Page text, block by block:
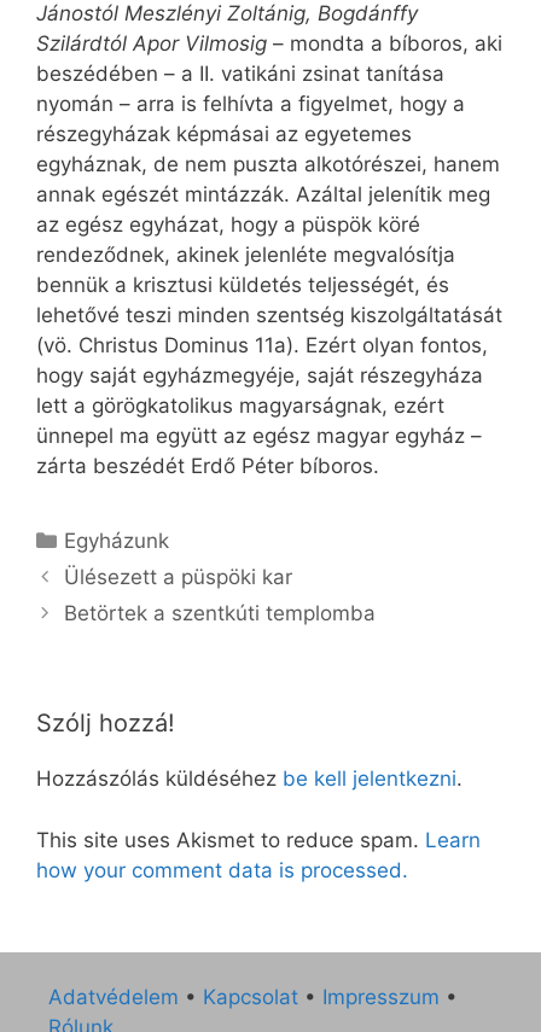
Jánostól Meszlényi Zoltánig, Bogdánffy
Szilárdtól Apor Vilmosig – mondta a bíboros, aki
beszédében – a II. vatikáni zsinat tanítása
nyomán – arra is felhívta a figyelmet, hogy a
részegyházak képmásai az egyetemes
egyháznak, de nem puszta alkotórészei, hanem
annak egészét mintázzák. Azáltal jelenítik meg
az egész egyházat, hogy a püspök köré
rendeződnek, akinek jelenléte megvalósítja
bennük a krisztusi küldetés teljességét, és
lehetővé teszi minden szentség kiszolgáltatását
(vö. Christus Dominus 11a). Ezért olyan fontos,
hogy saját egyházmegyéje, saját részegyháza
lett a görögkatolikus magyarságnak, ezért
ünnepel ma együtt az egész magyar egyház –
zárta beszédét Erdő Péter bíboros.
Kategória
Egyházunk
Ülésezett a püspöki kar
Betörtek a szentkúti templomba
Szólj hozzá!
Hozzászólás küldéséhez be kell jelentkezni.
This site uses Akismet to reduce spam. Learn
how your comment data is processed.
Adatvédelem • Kapcsolat • Impresszum •